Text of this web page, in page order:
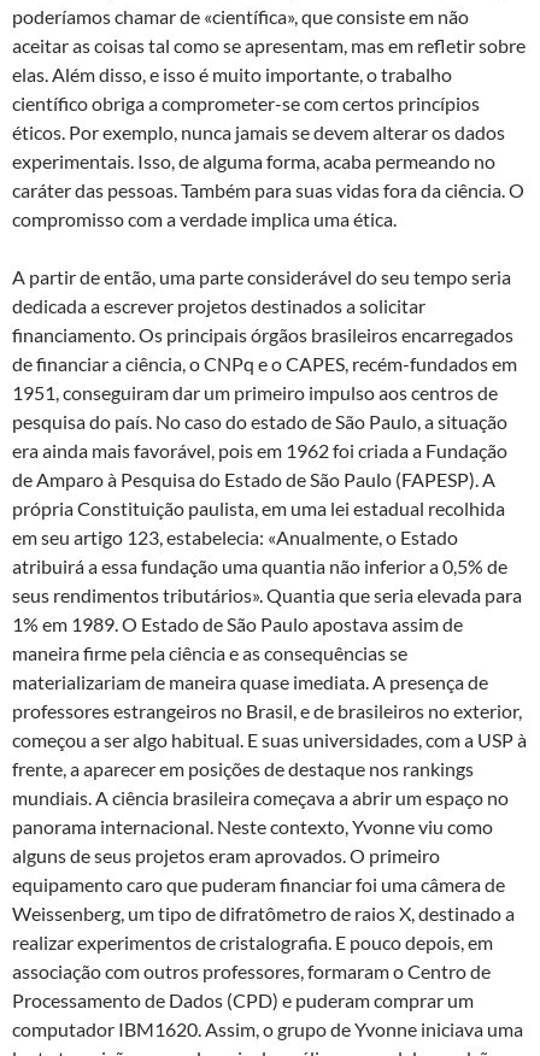
poderíamos chamar de «científica», que consiste em não
aceitar as coisas tal como se apresentam, mas em refletir sobre
elas. Além disso, e isso é muito importante, o trabalho
científico obriga a comprometer-se com certos princípios
éticos. Por exemplo, nunca jamais se devem alterar os dados
experimentais. Isso, de alguma forma, acaba permeando no
caráter das pessoas. Também para suas vidas fora da ciência. O
compromisso com a verdade implica uma ética.
A partir de então, uma parte considerável do seu tempo seria
dedicada a escrever projetos destinados a solicitar
financiamento. Os principais órgãos brasileiros encarregados
de financiar a ciência, o CNPq e o CAPES, recém-fundados em
1951, conseguiram dar um primeiro impulso aos centros de
pesquisa do país. No caso do estado de São Paulo, a situação
era ainda mais favorável, pois em 1962 foi criada a Fundação
de Amparo à Pesquisa do Estado de São Paulo (FAPESP). A
própria Constituição paulista, em uma lei estadual recolhida
em seu artigo 123, estabelecia: «Anualmente, o Estado
atribuirá a essa fundação uma quantia não inferior a 0,5% de
seus rendimentos tributários». Quantia que seria elevada para
1% em 1989. O Estado de São Paulo apostava assim de
maneira firme pela ciência e as consequências se
materializariam de maneira quase imediata. A presença de
professores estrangeiros no Brasil, e de brasileiros no exterior,
começou a ser algo habitual. E suas universidades, com a USP à
frente, a aparecer em posições de destaque nos rankings
mundiais. A ciência brasileira começava a abrir um espaço no
panorama internacional. Neste contexto, Yvonne viu como
alguns de seus projetos eram aprovados. O primeiro
equipamento caro que puderam financiar foi uma câmera de
Weissenberg, um tipo de difratômetro de raios X, destinado a
realizar experimentos de cristalografia. E pouco depois, em
associação com outros professores, formaram o Centro de
Processamento de Dados (CPD) e puderam comprar um
computador IBM1620. Assim, o grupo de Yvonne iniciava uma